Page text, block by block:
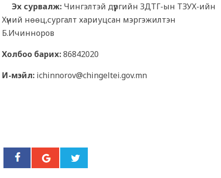
Эх сурвалж: Чингэлтэй дүүргийн ЗДТГ-ын ТЗУХ-ийн
Хүний нөөц,сургалт хариуцсан мэргэжилтэн
Б.Ичинноров
Холбоо барих:86842020
И-мэйл: ichinnorov@chingeltei.gov.mn